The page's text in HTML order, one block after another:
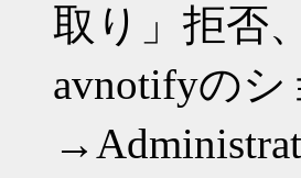
取り」拒否
avnotifyの